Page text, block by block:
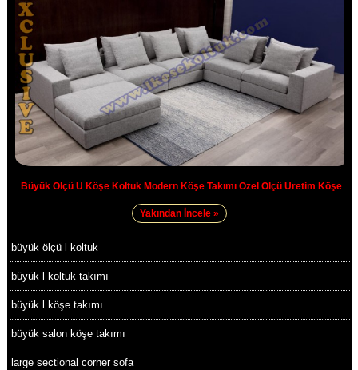
Büyük Ölçü U Köşe Koltuk Modern Köşe Takımı Özel Ölçü Üretim Köşe
Yakından İncele »
büyük ölçü l koltuk
büyük l koltuk takımı
büyük l köşe takımı
büyük salon köşe takımı
large sectional corner sofa